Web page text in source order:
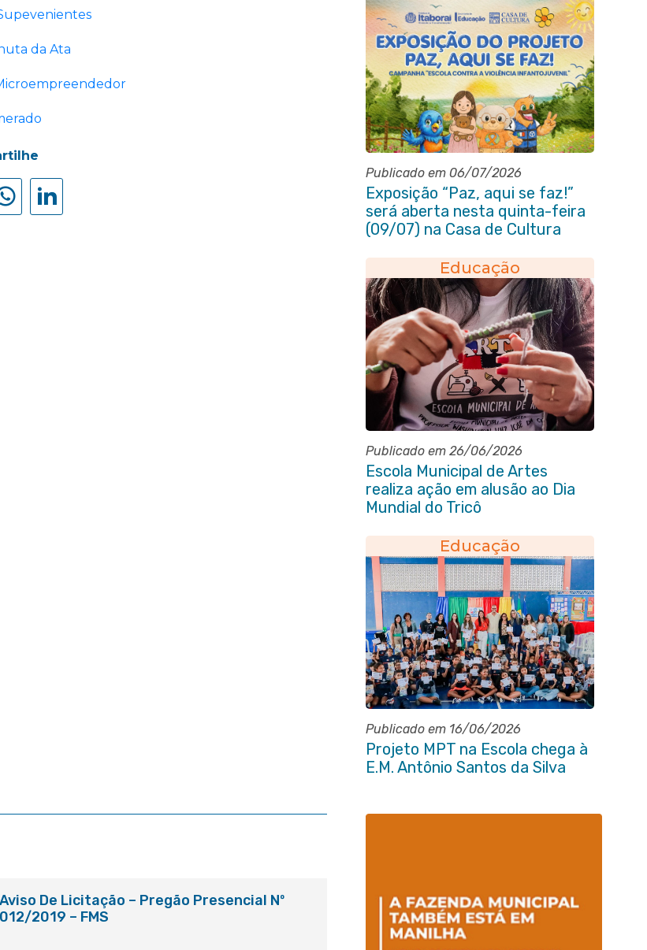
da Ata
Publicado em 06/07/2026
Exposição “Paz, aqui se faz!”
será aberta nesta quinta-feira
(09/07) na Casa de Cultura
Educação
Publicado em 26/06/2026
Escola Municipal de Artes
realiza ação em alusão ao Dia
Mundial do Tricô
Educação
Publicado em 16/06/2026
Projeto MPT na Escola chega à
E.M. Antônio Santos da Silva
Aviso De Licitação – Pregão Presencial Nº
012/2019 – FMS